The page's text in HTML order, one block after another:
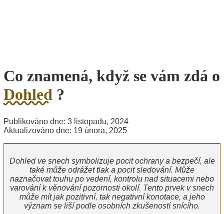
Co znamená, když se vám zdá o
Dohled ?
Publikováno dne: 3 listopadu, 2024
Aktualizováno dne: 19 února, 2025
Dohled ve snech symbolizuje pocit ochrany a bezpečí, ale
také může odrážet tlak a pocit sledování. Může
naznačovat touhu po vedení, kontrolu nad situacemi nebo
varování k věnování pozornosti okolí. Tento prvek v snech
může mít jak pozitivní, tak negativní konotace, a jeho
význam se liší podle osobních zkušeností snícího.